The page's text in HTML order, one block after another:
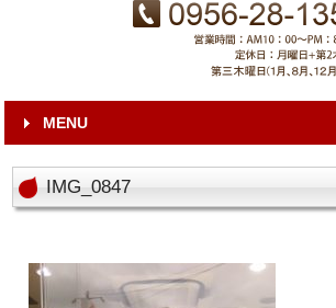
MENU
IMG_0847